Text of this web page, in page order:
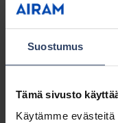
Suostumus
Tämä sivusto
Käytämme
kaksi eri
kohdistaa
kääntämällä.
suoraan
L -valaisin.
GTIN
Koodi